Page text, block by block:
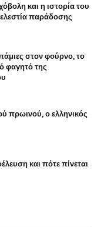
και η ιστορία του
παράδοσης
στον φούρνο, το
φαγητό της
πρωινού, ο ελληνικός
και πότε πίνεται